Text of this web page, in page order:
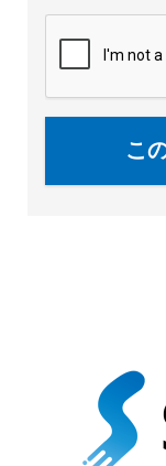
こ